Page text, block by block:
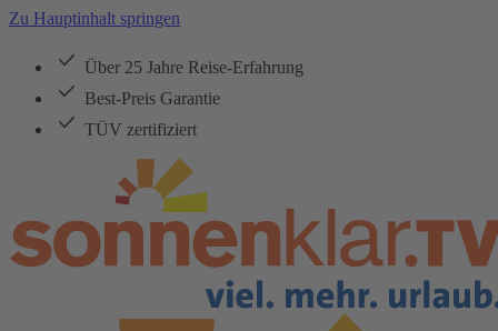
Zu Hauptinhalt springen
Über 25 Jahre Reise-Erfahrung
Best-Preis Garantie
TÜV zertifiziert